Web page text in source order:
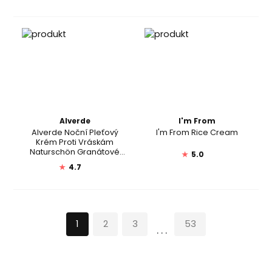
Alverde
Alverde Noční Pleťový
Krém Proti Vráskám
Naturschön Granátové
★ 4.7
I'm From
I'm From Rice Cream
★ 5.0
1 2 3 ... 53